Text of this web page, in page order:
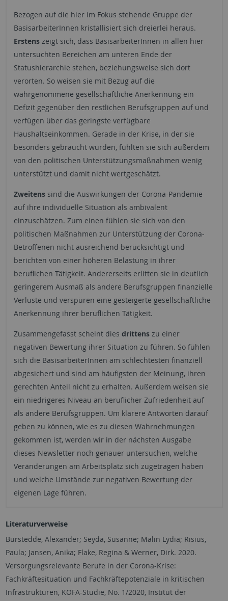
Bezogen auf die hier im Fokus stehende Gruppe der
BasisarbeiterInnen kristallisiert sich dreierlei heraus.
Erstenszeigt sich, dass BasisarbeiterInnen in allen hier
untersuchten Bereichen am unteren Ende der
Statushierarchie stehen, beziehungsweise sich dort
verorten. So weisen sie mit Bezug auf die
wahrgenommene gesellschaftliche Anerkennung ein
Defizit gegenüber den restlichen Berufsgruppen auf und
verfügen über das geringste verfügbare
Haushaltseinkommen. Gerade in der Krise, in der sie
besonders gebraucht wurden, fühlten sie sich außerdem
von den politischen Unterstützungsmaßnahmen wenig
unterstützt und damit nicht wertgeschätzt.
Zweitenssind die Auswirkungen der Corona-Pandemie
auf ihre individuelle Situation als ambivalent
einzuschätzen. Zum einen fühlen sie sich von den
politischen Maßnahmen zur Unterstützung der Corona-
Betroffenen nicht ausreichend berücksichtigt und
berichten von einer höheren Belastung in ihrer
beruflichen Tätigkeit. Andererseits erlitten sie in deutlich
geringerem Ausmaß als andere Berufsgruppen finanzielle
Verluste und verspüren eine gesteigerte gesellschaftliche
Anerkennung ihrer beruflichen Tätigkeit.
Zusammengefasst scheint dies drittenszu einer
negativen Bewertung ihrer Situation zu führen. So fühlen
sich die BasisarbeiterInnen am schlechtesten finanziell
abgesichert und sind am häufigsten der Meinung, ihren
gerechten Anteil nicht zu erhalten. Außerdem weisen sie
ein niedrigeres Niveau an beruflicher Zufriedenheit auf
als andere Berufsgruppen. Um klarere Antworten darauf
geben zu können, wie es zu diesen Wahrnehmungen
gekommen ist, werden wir in der nächsten Ausgabe
dieses Newsletter noch genauer untersuchen, welche
Veränderungen am Arbeitsplatz sich zugetragen haben
und welche Umstände zur negativen Bewertung der
eigenen Lage führen.
Literaturverweise
Burstedde, Alexander; Seyda, Susanne; Malin Lydia; Risius,
Paula; Jansen, Anika; Flake, Regina & Werner, Dirk. 2020.
Versorgungsrelevante Berufe in der Corona-Krise:
Fachkräftesituation und Fachkräftepotenziale in kritischen
Infrastrukturen, KOFA-Studie, No. 1/2020, Institut der